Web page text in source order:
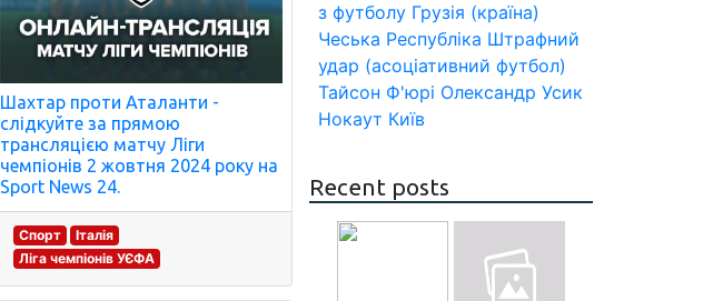
Шахтар проти Аталанти -
слідкуйте за прямою
трансляцією матчу Ліги
чемпіонів 2 жовтня 2024 року на
Sport News 24.
Спорт
Італія
Ліга чемпіонів УЄФА
з футболу Грузія (країна)
Чеська Республіка Штрафний
удар (асоціативний футбол)
Тайсон Ф'юрі Олександр Усик
Нокаут Київ
Recent posts